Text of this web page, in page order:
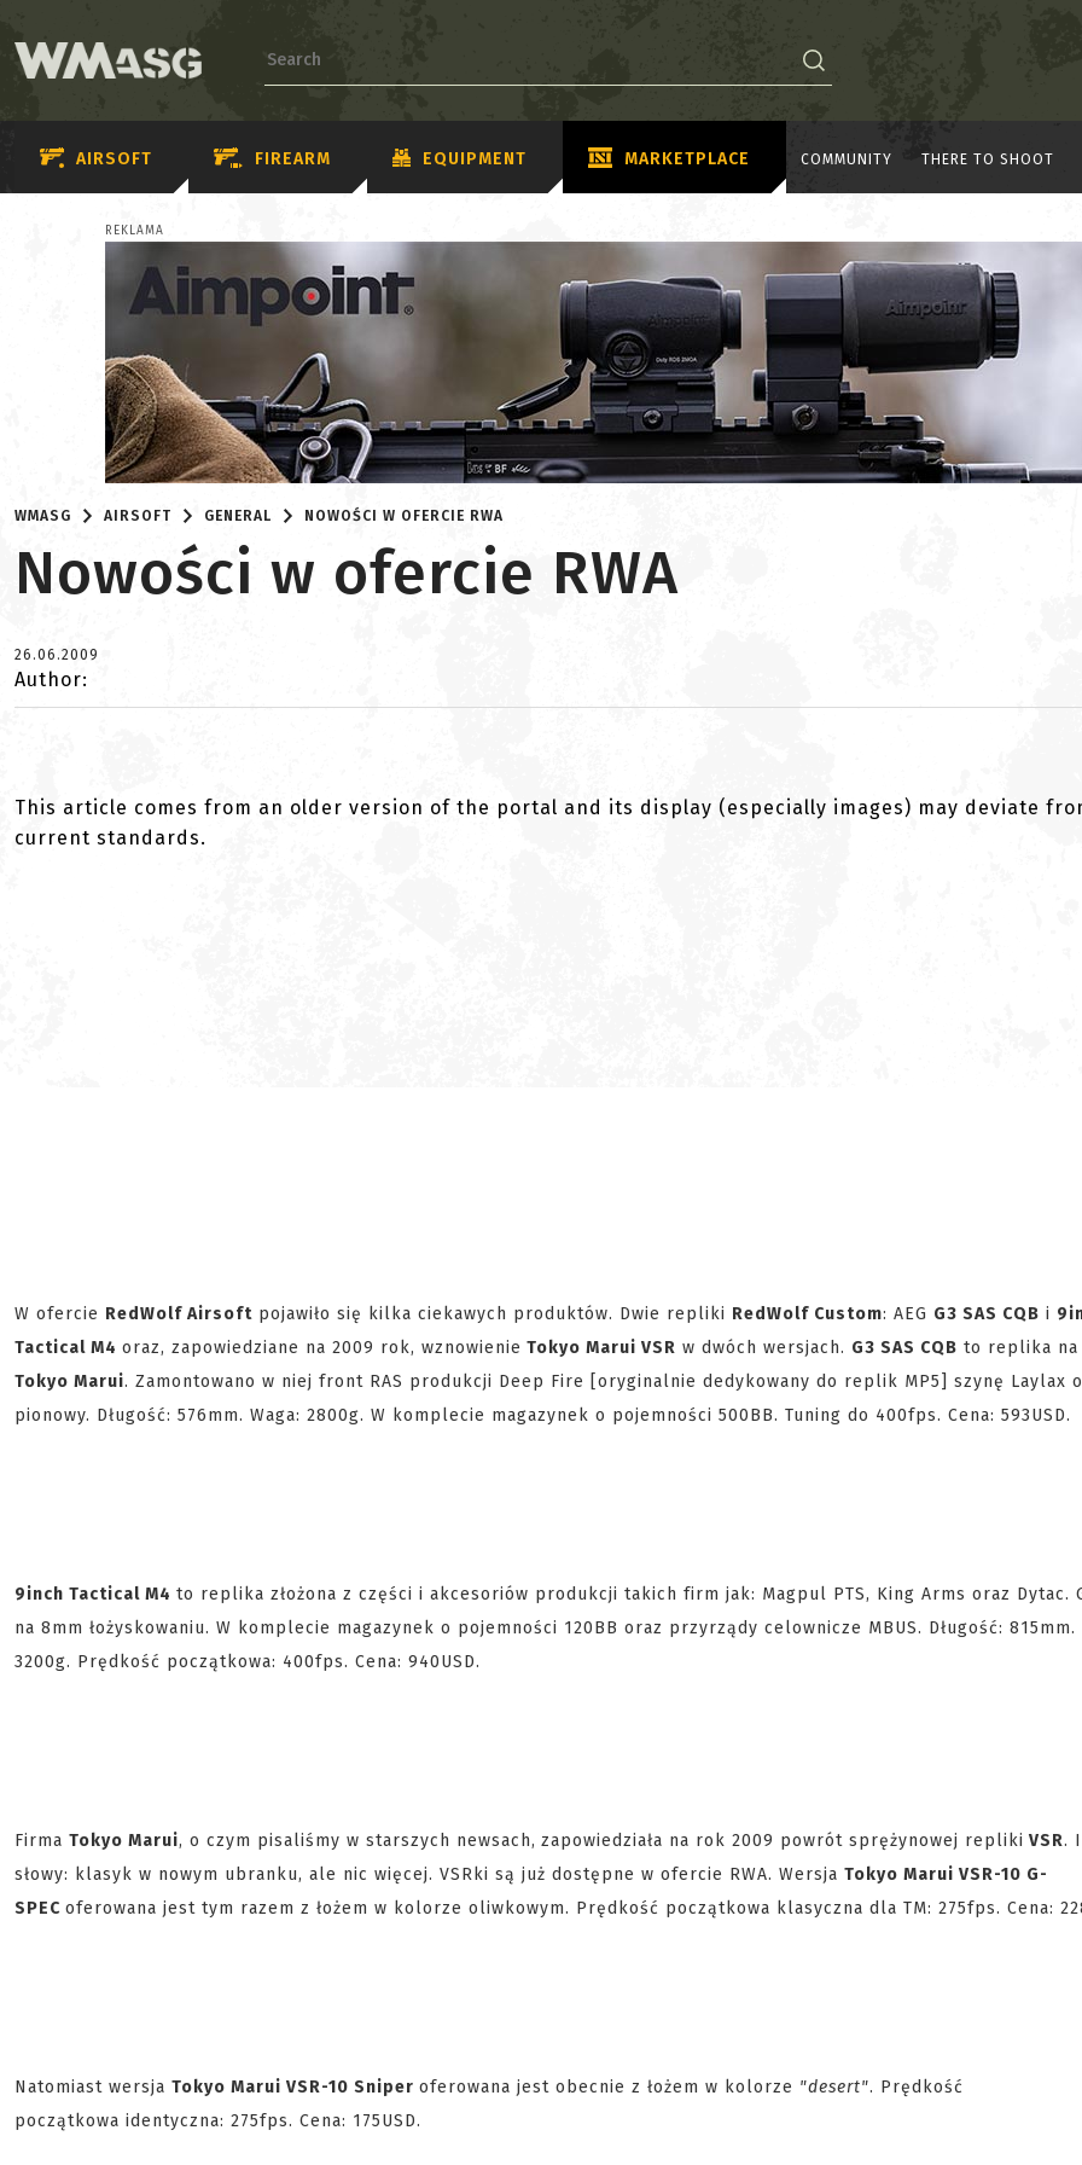
AIRSOFT FIREARM EQUIPMENT MARKETPLACE COMMUNITY THERE TO SHOOT
REKLAMA
WMASG AIRSOFT GENERAL NOWOŚCI W OFERCIE RWA
Nowości w ofercie RWA
26.06.2009
Author:
This article comes from an older version of the portal and its display (especially images) may deviate
current standards.
W ofercie RedWolf Airsoft pojawiło się kilka ciekawych produktów. Dwie repliki RedWolf Custom: AEG G3 SAS CQB i
Tactical M4 oraz, zapowiedziane na 2009 rok, wznowienie Tokyo Marui VSR w dwóch wersjach. G3 SAS CQB to replika na
Tokyo Marui. Zamontowano w niej front RAS produkcji Deep Fire [oryginalnie dedykowany do replik MP5] szynę Laylax
pionowy. Długość: 576mm. Waga: 2800g. W komplecie magazynek o pojemności 500BB. Tuning do 400fps. Cena: 593USD.
9inch Tactical M4 to replika złożona z części i akcesoriów produkcji takich firm jak: Magpul PTS, King Arms oraz Dytac.
na 8mm łożyskowaniu. W komplecie magazynek o pojemności 120BB oraz przyrządy celownicze MBUS. Długość: 815mm.
3200g. Prędkość początkowa: 400fps. Cena: 940USD.
Firma Tokyo Marui, o czym pisaliśmy w starszych newsach, zapowiedziała na rok 2009 powrót sprężynowej repliki VSR.
słowy: klasyk w nowym ubranku, ale nic więcej. VSRki są już dostępne w ofercie RWA. Wersja Tokyo Marui VSR-10 G-
SPEC oferowana jest tym razem z łożem w kolorze oliwkowym. Prędkość początkowa klasyczna dla TM: 275fps. Cena:
Natomiast wersja Tokyo Marui VSR-10 Sniper oferowana jest obecnie z łożem w kolorze "desert". Prędkość
początkowa identyczna: 275fps. Cena: 175USD.